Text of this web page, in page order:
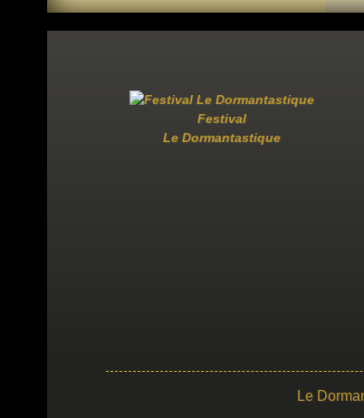
Festival
Le Dormantastique
Le